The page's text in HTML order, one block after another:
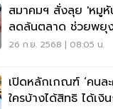
สมาคมฯ สั่งลุย 'หมู
ลดล้นตลาด ช่วยพยุ
เกษตรไปต่อ
26 ก.ย. 2568 | 08:05 น.
เปิดหลักเกณฑ์ ‘คนล
ใครบ้างได้สิทธิ ได้เงิ